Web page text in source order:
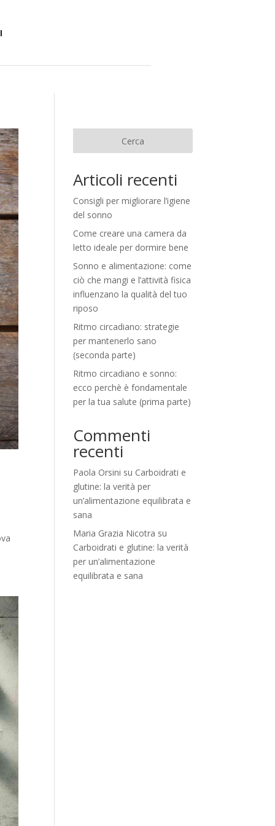
Cerca
Articoli recenti
Consigli per migliorare l’igiene
del sonno
Come creare una camera da
letto ideale per dormire bene
Sonno e alimentazione: come
ciò che mangi e l’attività fisica
influenzano la qualità del tuo
riposo
Ritmo circadiano: strategie
per mantenerlo sano
(seconda parte)
Ritmo circadiano e sonno:
ecco perchè è fondamentale
per la tua salute (prima parte)
Commenti
recenti
Paola Orsini su Carboidrati e
glutine: la verità per
un’alimentazione equilibrata e
sana
Maria Grazia Nicotra su
Carboidrati e glutine: la verità
per un’alimentazione
equilibrata e sana